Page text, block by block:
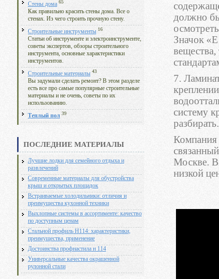
Стены дома 65
Как правильно красить стены дома. Все о
стенах. Из чего строить прочную стену.
Строительные инструменты 16
Статьи об инструменте и электроинструменте,
советы экспертов, обзоры строительного
инструмента, основные характеристики
инструментов.
Строительные материалы 43
Вы задумали сделать ремонт? В этом разделе
есть все про самые популярные строительные
материалы и не очень, советы по их
использованию.
Теплый пол 39
ПОСЛЕДНИЕ МАТЕРИАЛЫ
Лучшие лодки для семейного отдыха и
развлечений
Современные материалы для обустройства
крыш и открытых площадок
Встраиваемые холодильники: отличия и
преимущества кухонной техники
Выхлопные системы в ассортименте: качество
по доступным ценам
Стальной профиль Н114: характеристики,
преимущества, применение
Достоинства профнастила н 114
Универсальные качества окрашенной
рулонной стали
должно
Значок
вещества,
7.
систему
разбирать.
Компания
Москве.
низкой